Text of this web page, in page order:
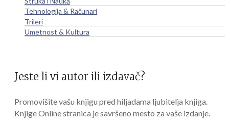
Tehnologija & Računari
Trileri
Umetnost & Kultura
Jeste li vi autor ili izdavač?
Promovišite vašu knjigu pred hiljadama ljubitelja knjiga.
Knjige Online stranica je savršeno mesto za vaše izdanje.